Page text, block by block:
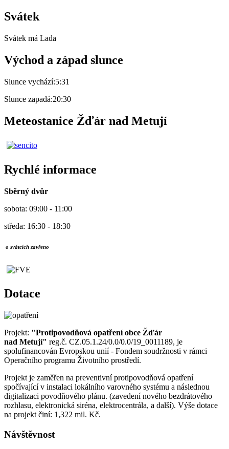
Svátek
Svátek má Lada
Východ a západ slunce
Slunce vychází:5:31
Slunce zapadá:20:30
Meteostanice Žďár nad Metují
Rychlé informace
Sběrný dvůr
sobota: 09:00 - 11:00
středa: 16:30 - 18:30
o svátcích zavřeno
Dotace
Projekt: "Protipovodňová opatření obce Žďár
nad Metují" reg.č. CZ.05.1.24/0.0/0.0/19_0011189, je
spolufinancován Evropskou unií - Fondem soudržnosti v rámci
Operačního programu Životního prostředí.
Projekt je zaměřen na preventivní protipovodňová opatření
spočívající v instalaci lokálního varovného systému a následnou
digitalizaci povodňového plánu. (zavedení nového bezdrátového
rozhlasu, elektronická siréna, elektrocentrála, a další). Výše dotace
na projekt činí: 1,322 mil. Kč.
Návštěvnost